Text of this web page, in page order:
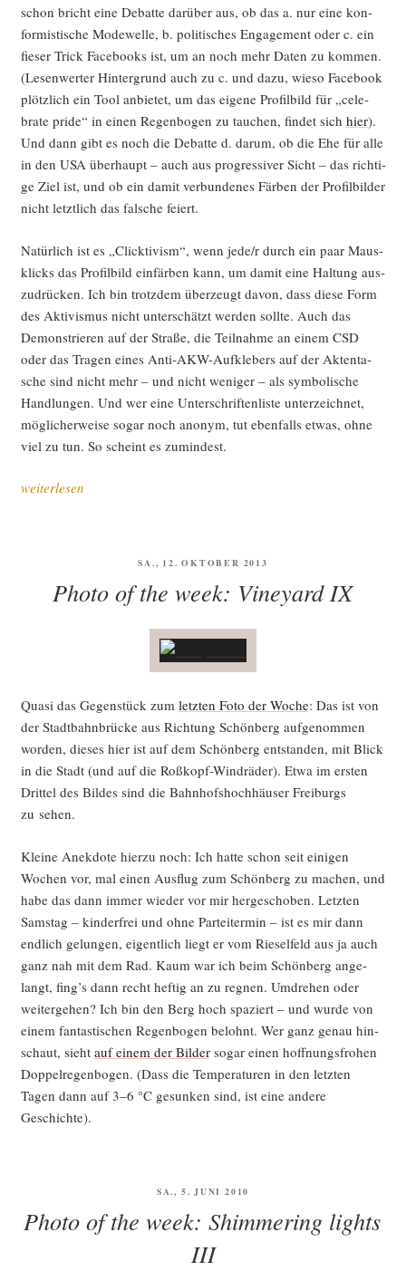
schon bricht eine Debat­te dar­über aus, ob das a. nur eine kon­
for­mis­ti­sche Mode­wel­le, b. poli­ti­sches Enga­ge­ment oder c. ein
fie­ser Trick Face­books ist, um an noch mehr Daten zu kom­men.
(Lesen­wer­ter Hin­ter­grund auch zu c. und dazu, wie­so Face­book
plötz­lich ein Tool anbie­tet, um das eige­ne Pro­fil­bild für „cele­
bra­te pri­de“ in einen Regen­bo­gen zu tau­chen, fin­det sich hier).
Und dann gibt es noch die Debat­te d. dar­um, ob die Ehe für alle
in den USA über­haupt – auch aus pro­gres­si­ver Sicht – das rich­ti­
ge Ziel ist, und ob ein damit ver­bun­de­nes Fär­ben der Pro­fil­bil­der
nicht letzt­lich das fal­sche feiert.
Natür­lich ist es „Click­ti­vism“, wenn jede/r durch ein paar Maus­
klicks das Pro­fil­bild ein­fär­ben kann, um damit eine Hal­tung aus­
zu­drü­cken. Ich bin trotz­dem über­zeugt davon, dass die­se Form
des Akti­vis­mus nicht unter­schätzt wer­den soll­te. Auch das
Demons­trie­ren auf der Stra­ße, die Teil­nah­me an einem CSD
oder das Tra­gen eines Anti-AKW-Auf­kle­bers auf der Akten­ta­
sche sind nicht mehr – und nicht weni­ger – als sym­bo­li­sche
Hand­lun­gen. Und wer eine Unter­schrif­ten­lis­te unter­zeich­net,
mög­li­cher­wei­se sogar noch anonym, tut eben­falls etwas, ohne
viel zu tun. So scheint es zumindest.
„War­
weiterlesen
VERÖFFENTLICHT
SA., 12. OKTOBER 2013
Photo of the week: Vineyard IX
Qua­si das Gegen­stück zum letz­ten Foto der Woche: Das ist von
der Stadt­bahn­brü­cke aus Rich­tung Schön­berg auf­ge­nom­men
wor­den, die­ses hier ist auf dem Schön­berg ent­stan­den, mit Blick
in die Stadt (und auf die Roß­kopf-Wind­rä­der). Etwa im ers­ten
Drit­tel des Bil­des sind die Bahn­hofs­hoch­häu­ser Frei­burgs
zu sehen.
Klei­ne Anek­do­te hier­zu noch: Ich hat­te schon seit eini­gen
Wochen vor, mal einen Aus­flug zum Schön­berg zu machen, und
habe das dann immer wie­der vor mir her­ge­scho­ben. Letz­ten
Sams­tag – kin­der­frei und ohne Par­tei­ter­min – ist es mir dann
end­lich gelun­gen, eigent­lich liegt er vom Rie­sel­feld aus ja auch
ganz nah mit dem Rad. Kaum war ich beim Schön­berg ange­
langt, fing’s dann recht hef­tig an zu reg­nen. Umdre­hen oder
wei­ter­ge­hen? Ich bin den Berg hoch spa­ziert – und wur­de von
einem fan­tas­ti­schen Regen­bo­gen belohnt. Wer ganz genau hin­
schaut, sieht auf einem der Bil­dersogar einen hoff­nungs­fro­hen
Dop­pel­re­gen­bo­gen. (Dass die Tem­pe­ra­tu­ren in den letz­ten
Tagen dann auf 3–6 °C gesun­ken sind, ist eine ande­re
Geschichte).
VERÖFFENTLICHT
SA., 5. JUNI 2010
Photo of the week: Shimmering lights
III